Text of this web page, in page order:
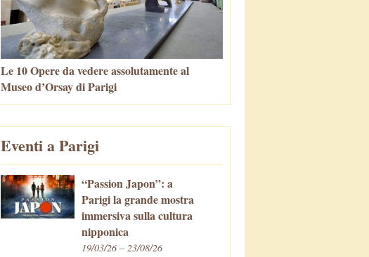
Le 10 Opere da vedere assolutamente al
Museo d’Orsay di Parigi
Eventi a Parigi
“Passion Japon”: a
Parigi la grande mostra
immersiva sulla cultura
nipponica
19/03/26 – 23/08/26